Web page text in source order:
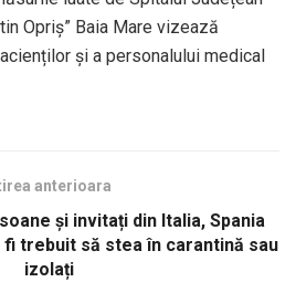
Opriș” Baia Mare vizează
și a personalului medical
anterioara
și invitați din Italia, Spania
trebuit să stea în carantină sau
izolați